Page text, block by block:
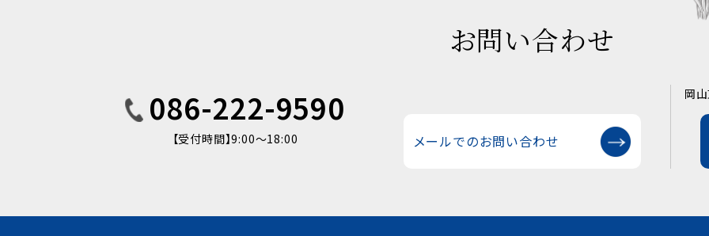
お問い合わせ
086-222-9590
【受付時間】9:00〜18:00 メールでのお問い合わせ
岡